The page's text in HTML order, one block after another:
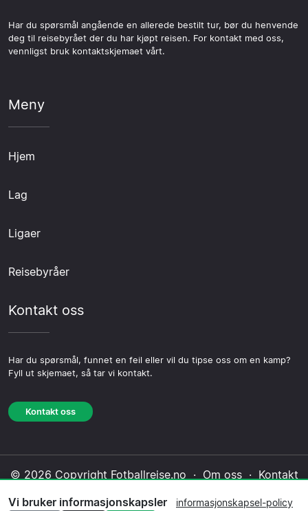
Har du spørsmål angående en allerede bestilt tur, bør du henvende
deg til reisebyrået der du har kjøpt reisen. For kontakt med oss,
vennligst bruk kontaktskjemaet vårt.
Meny
Hjem
Lag
Ligaer
Reisebyråer
Kontakt oss
Har du spørsmål, funnet en feil eller vil du tipse oss om en kamp?
Fyll ut skjemaet, så tar vi kontakt.
Kontakt oss
© 2026 Copyright Fotballreise.no · Om oss· Kontakt
policy·Redaksjonell policy
Vi bruker informasjonskapsler informasjonskapsel-policy